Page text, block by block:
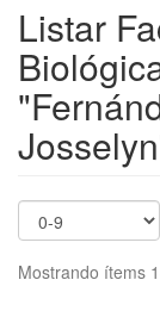
Listar
Mostrando ítems